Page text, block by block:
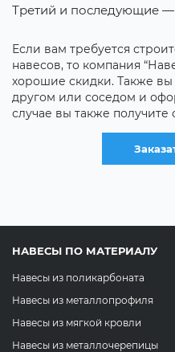
Свыше 100 м2 — 5%
Компания “НавесСтрой”
заказе больших объемов.
навес или несколько. К
к нам с соседом или
сделаем для вас общую
НАВЕСЫ ПО МАТЕРИАЛУ
Навесы из поликарбоната
Навесы из металлопрофиля
Навесы из мягкой кровли
Навесы из металлочерепицы